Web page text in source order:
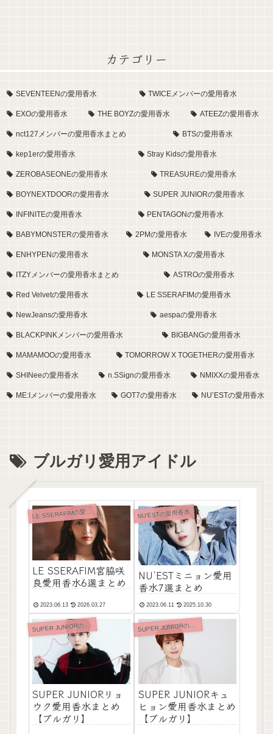
カテゴリー
SEVENTEENの愛用香水 TWICEメンバーの愛用香水
EXOの愛用香水 THE BOYZの愛用香水 ATEEZの愛用香水
nct127メンバーの愛用香水まとめ BTSの愛用香水
kep1erの愛用香水 Stray Kidsの愛用香水
ZEROBASEONEの愛用香水 TREASUREの愛用香水
BOYNEXTDOORの愛用香水 SUPER JUNIORの愛用香水
INFINITEの愛用香水 PENTAGONの愛用香水
BABYMONSTERの愛用香水 2PMの愛用香水 IVEの愛用香水
ENHYPENの愛用香水 MONSTA Xの愛用香水
ITZYメンバーの愛用香水まとめ ASTROの愛用香水
Red Velvetの愛用香水 LE SSERAFIMの愛用香水
NewJeansの愛用香水 aespaの愛用香水
BLACKPINKメンバーの愛用香水 BIGBANGの愛用香水
MAMAMOOの愛用香水 TOMORROW X TOGETHERの愛用香水
SHINeeの愛用香水 n.SSignの愛用香水 NMIXXの愛用香水
ME:Iメンバーの愛用香水 GOT7の愛用香水 NU’ESTの愛用香水
ブルガリ愛用アイドル
L
E SSERAFIMの愛用香水
LE SSERAFIM宮脇咲
良愛用香水6選まとめ
2023.06.13 2026.03.27
NU’ESTの愛用香水
NU’ESTミニョン愛用
香水7選まとめ
2023.06.11 2025.10.30
SUPER JUNIORの愛用香水
SUPER JUNIORリョ
ウク愛用香水まとめ
【ブルガリ】
SUPER JUNIORの愛用香水
SUPER JUNIORキュ
ヒョン愛用香水まとめ
【ブルガリ】